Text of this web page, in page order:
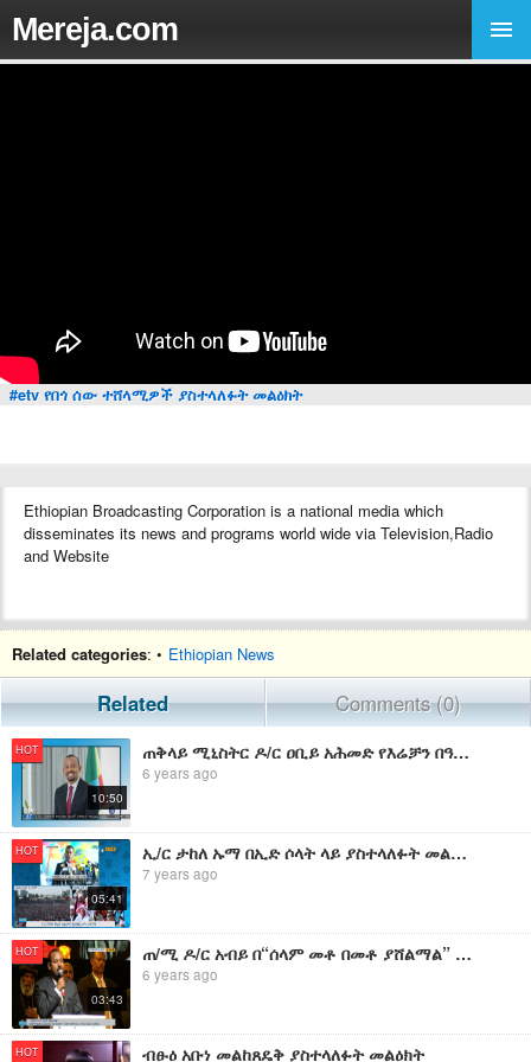
Mereja.com
#etv የበጎ ሰው ተሸላሚዎች ያስተላለፉት መልዕክት
Ethiopian Broadcasting Corporation is a national media which
disseminates its news and programs world wide via Television,Radio
and Website
Related categories: • Ethiopian News
Related Comments (0)
HOT
10:50
ጠቅላይ ሚኒስትር ዶ/ር ዐቢይ አሕመድ የእሬቻን በዓልን አስመልክተው ያስተላለፉት መልዕክት መልዕክት፡-
6 years ago
HOT
05:41
ኢ/ር ታከለ ኡማ በኢድ ሶላት ላይ ያስተላለፉት መልዕክት
7 years ago
HOT
03:43
ጠ/ሚ ዶ/ር አብይ በ“ሰላም መቶ በመቶ ያሸልማል” መርሃ ግብር ላይ ያስተላለፉት መልዕክት
6 years ago
HOT ብፁዕ አቡነ መልከጸዴቅ ያስተላለፉት መልዕክት